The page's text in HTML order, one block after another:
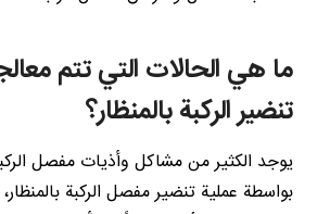
ما هي الحالات التي تتم
تنضير الركبة بالمنظار؟
يوجد الكثير من مشاكل وأذيات مفصل
بواسطة عملية تنضير مفصل الركبة بالمنظار،